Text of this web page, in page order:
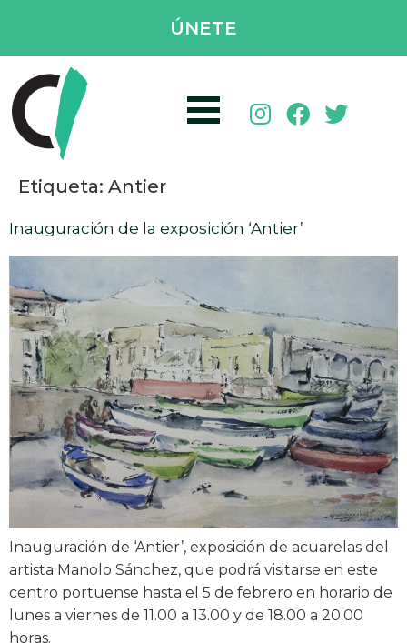
ÚNETE
Etiqueta: Antier
Inauguración de la exposición ‘Antier’
Inauguración de ‘Antier’, exposición de acuarelas del
artista Manolo Sánchez, que podrá visitarse en este
centro portuense hasta el 5 de febrero en horario de
lunes a viernes de 11.00 a 13.00 y de 18.00 a 20.00
horas.